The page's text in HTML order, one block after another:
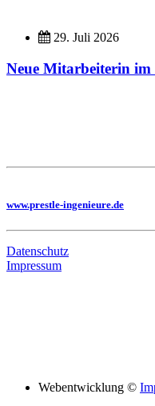
29. Juli 2026
Neue Mitarbeiterin
www.prestle-ingenieure.de
Datenschutz
Impressum
Webentwicklung ©